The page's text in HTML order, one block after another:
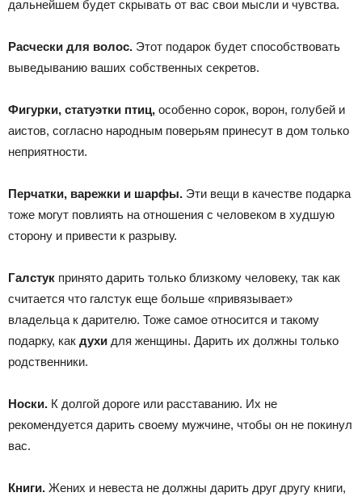
дальнейшем будет скрывать от вас свои мысли и чувства.
Расчески для волос. Этот подарок будет способствовать
выведыванию ваших собственных секретов.
Фигурки, статуэтки птиц, особенно сорок, ворон, голубей и
аистов, согласно народным поверьям принесут в дом только
неприятности.
Перчатки, варежки и шарфы. Эти вещи в качестве подарка
тоже могут повлиять на отношения с человеком в худшую
сторону и привести к разрыву.
Галстук принято дарить только близкому человеку, так как
считается что галстук еще больше «привязывает»
владельца к дарителю. Тоже самое относится и такому
подарку, как духи для женщины. Дарить их должны только
родственники.
Носки. К долгой дороге или расставанию. Их не
рекомендуется дарить своему мужчине, чтобы он не покинул
вас.
Книги. Жених и невеста не должны дарить друг другу книги,